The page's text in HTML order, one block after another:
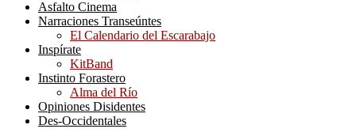
Asfalto Cinema
Narraciones Transeúntes
El Calendario del Escarabajo
Inspírate
KitBand
Instinto Forastero
Alma del Río
Opiniones Disidentes
Des-Occidentales